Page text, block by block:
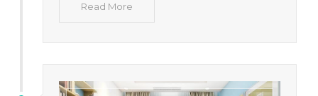
Read More